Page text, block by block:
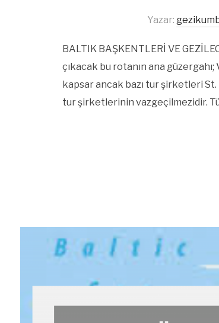
Yazar:
BALTIK BAŞKENTLERİ VE
çıkacak bu rotanın ana
kapsar ancak bazı tur şirketleri St.
tur şirketlerinin vazgeçilmezidir.